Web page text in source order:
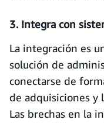
3. Integra con
La integración es
solución de
conectarse de
de adquisiciones y
Las brechas en la